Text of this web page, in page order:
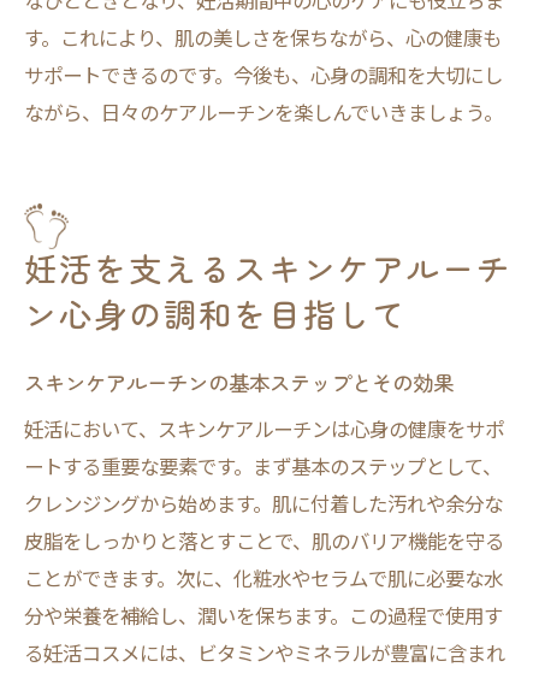
す。これにより、肌の美しさを保ちながら、心の健康も
サポートできるのです。今後も、心身の調和を大切にし
ながら、日々のケアルーチンを楽しんでいきましょう。
妊活を支えるスキンケアルーチ
ン心身の調和を目指して
スキンケアルーチンの基本ステップとその効果
妊活において、スキンケアルーチンは心身の健康をサポ
ートする重要な要素です。まず基本のステップとして、
クレンジングから始めます。肌に付着した汚れや余分な
皮脂をしっかりと落とすことで、肌のバリア機能を守る
ことができます。次に、化粧水やセラムで肌に必要な水
分や栄養を補給し、潤いを保ちます。この過程で使用す
る妊活コスメには、ビタミンやミネラルが豊富に含まれ